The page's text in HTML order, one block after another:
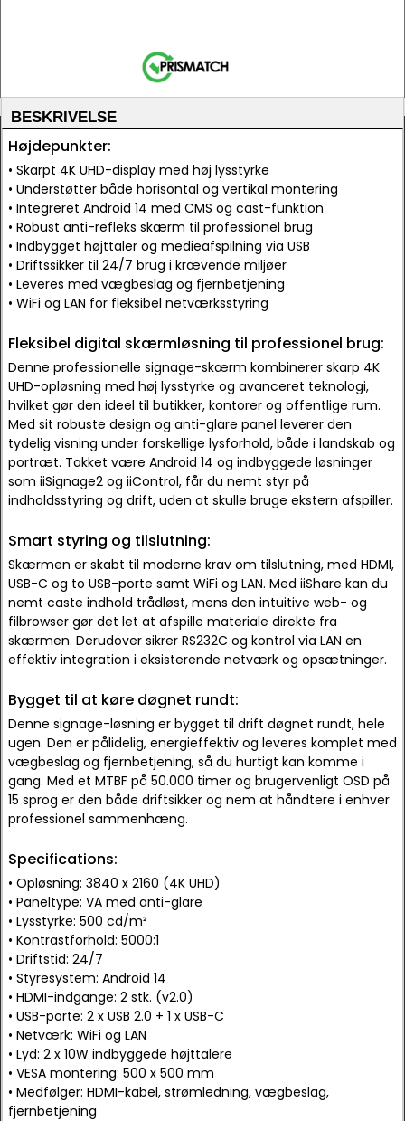
BESKRIVELSE
Højdepunkter:
• Skarpt 4K UHD-display med høj lysstyrke
• Understøtter både horisontal og vertikal montering
• Integreret Android 14 med CMS og cast-funktion
• Robust anti-refleks skærm til professionel brug
• Indbygget højttaler og medieafspilning via USB
• Driftssikker til 24/7 brug i krævende miljøer
• Leveres med vægbeslag og fjernbetjening
• WiFi og LAN for fleksibel netværksstyring
Fleksibel digital skærmløsning til professionel brug:
Denne professionelle signage-skærm kombinerer skarp 4K
UHD-opløsning med høj lysstyrke og avanceret teknologi,
hvilket gør den ideel til butikker, kontorer og offentlige rum.
Med sit robuste design og anti-glare panel leverer den
tydelig visning under forskellige lysforhold, både i landskab og
portræt. Takket være Android 14 og indbyggede løsninger
som iiSignage2 og iiControl, får du nemt styr på
indholdsstyring og drift, uden at skulle bruge ekstern afspiller.
Smart styring og tilslutning:
Skærmen er skabt til moderne krav om tilslutning, med HDMI,
USB-C og to USB-porte samt WiFi og LAN. Med iiShare kan du
nemt caste indhold trådløst, mens den intuitive web- og
filbrowser gør det let at afspille materiale direkte fra
skærmen. Derudover sikrer RS232C og kontrol via LAN en
effektiv integration i eksisterende netværk og opsætninger.
Bygget til at køre døgnet rundt:
Denne signage-løsning er bygget til drift døgnet rundt, hele
ugen. Den er pålidelig, energieffektiv og leveres komplet med
vægbeslag og fjernbetjening, så du hurtigt kan komme i
gang. Med et MTBF på 50.000 timer og brugervenligt OSD på
15 sprog er den både driftsikker og nem at håndtere i enhver
professionel sammenhæng.
Specifications:
• Opløsning: 3840 x 2160 (4K UHD)
• Paneltype: VA med anti-glare
• Lysstyrke: 500 cd/m²
• Kontrastforhold: 5000:1
• Driftstid: 24/7
• Styresystem: Android 14
• HDMI-indgange: 2 stk. (v2.0)
• USB-porte: 2 x USB 2.0 + 1 x USB-C
• Netværk: WiFi og LAN
• Lyd: 2 x 10W indbyggede højttalere
• VESA montering: 500 x 500 mm
• Medfølger: HDMI-kabel, strømledning, vægbeslag,
fjernbetjening